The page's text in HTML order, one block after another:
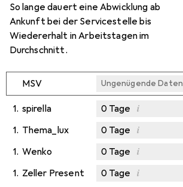
So lange dauert eine Abwicklung ab
Ankunft bei der Servicestelle bis
Wiedererhalt in Arbeitstagen im
Durchschnitt.
MSV Ungenügende Daten
1. spirella 0Tage i
1. Thema_lux 0Tage i
1. Wenko 0Tage i
1. Zeller Present 0Tage i